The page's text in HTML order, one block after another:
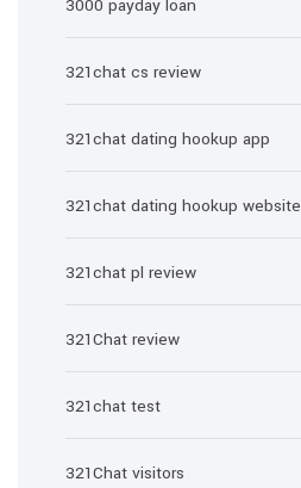
3000 payday loan
321chat cs review
321chat dating hookup app
321chat dating hookup website
321chat pl review
321Chat review
321chat test
321Chat visitors